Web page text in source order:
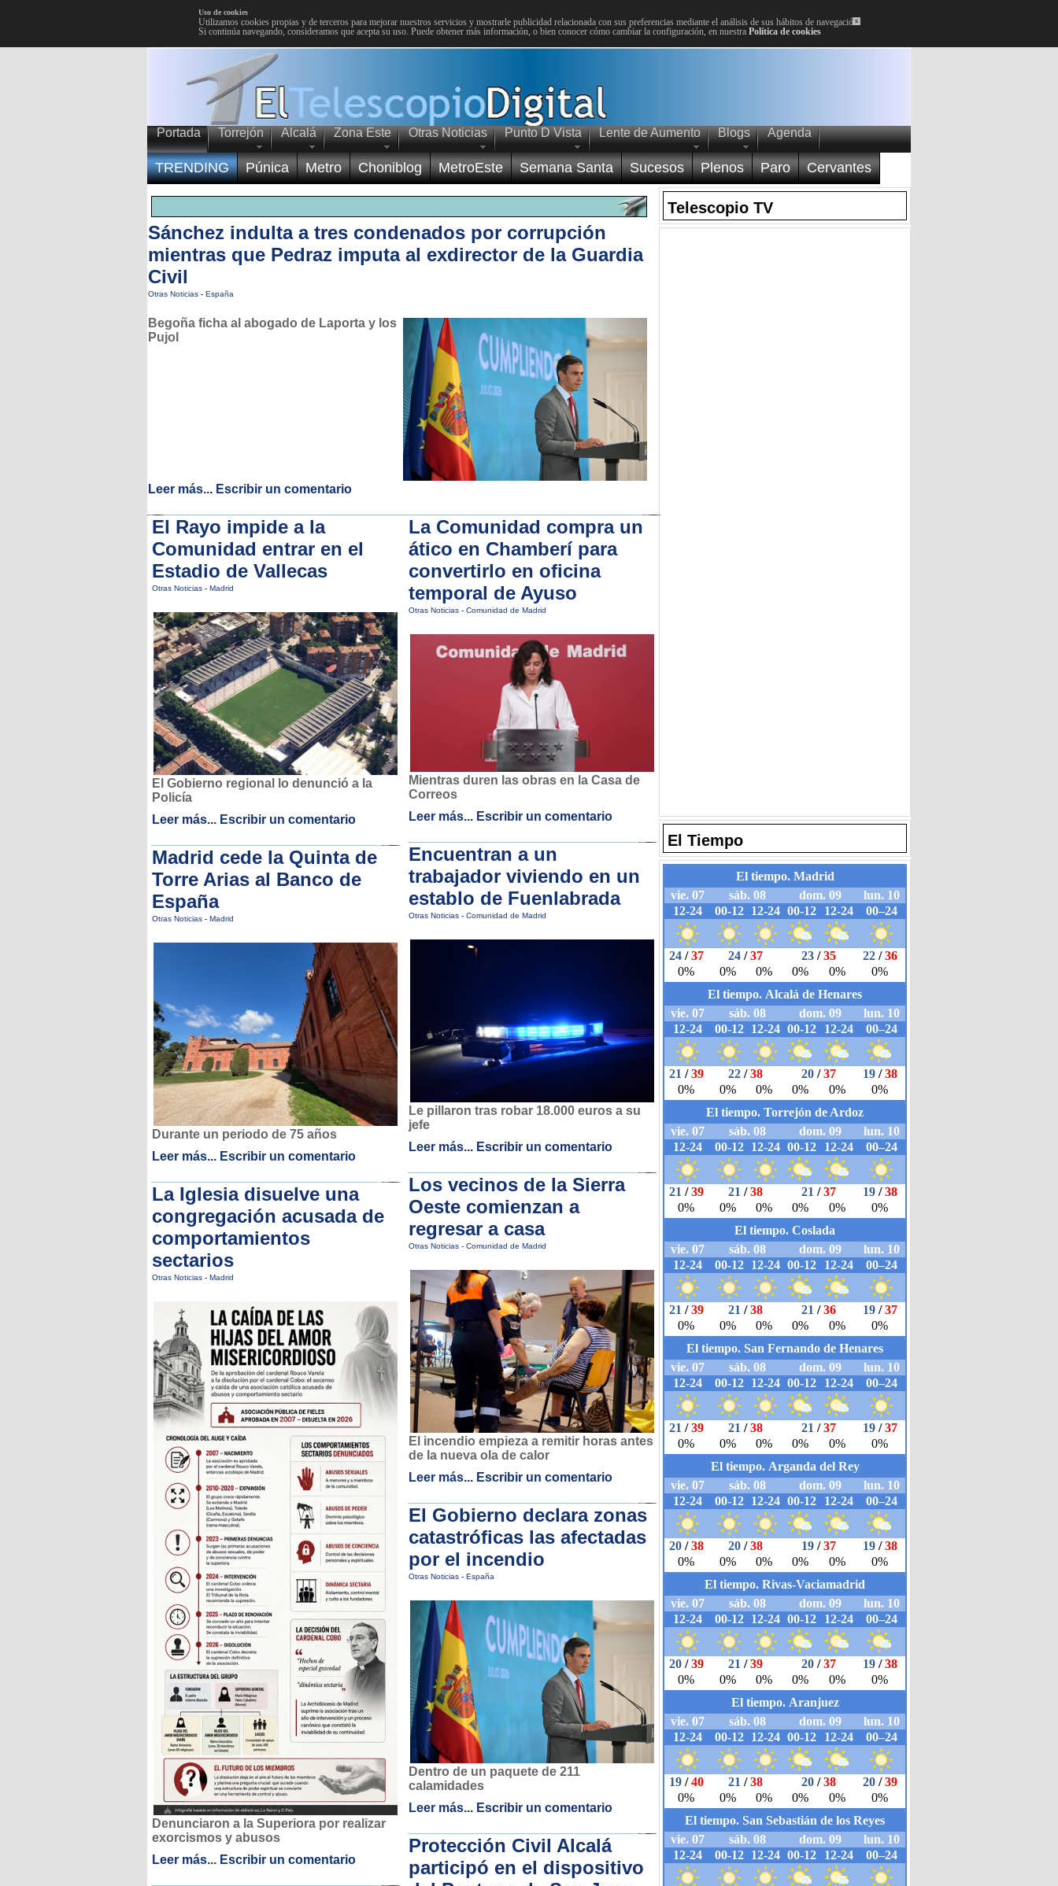
x
Uso de cookies
Utilizamos cookies propias y de terceros para mejorar nuestros servicios y mostrarle publicidad relacionada con sus preferencias mediante el análisis de sus hábitos de navegación.
Si continúa navegando, consideramos que acepta su uso. Puede obtener más información, o bien conocer cómo cambiar la configuración, en nuestra Política de cookies
Portada Torrejón Alcalá Zona Este Otras Noticias Punto D Vista Lente de Aumento Blogs Agenda
TRENDING Púnica Metro Choniblog MetroEste Semana Santa Sucesos Plenos Paro Cervantes
Sánchez indulta a tres condenados por corrupción
mientras que Pedraz imputa al exdirector de la Guardia
Civil
Otras Noticias - España
Begoña ficha al abogado de Laporta y los
Pujol
Leer más... Escribir un comentario
El Rayo impide a la
Comunidad entrar en el
Estadio de Vallecas
Otras Noticias - Madrid
El Gobierno regional lo denunció a la
Policía
Leer más... Escribir un comentario
Madrid cede la Quinta de
Torre Arias al Banco de
España
Otras Noticias - Madrid
Durante un periodo de 75 años
Leer más... Escribir un comentario
La Iglesia disuelve una
congregación acusada de
comportamientos
sectarios
Otras Noticias - Madrid
Denunciaron a la Superiora por realizar
exorcismos y abusos
Leer más... Escribir un comentario
La Comunidad compra un
ático en Chamberí para
convertirlo en oficina
temporal de Ayuso
Otras Noticias - Comunidad de Madrid
Mientras duren las obras en la Casa de
Correos
Leer más... Escribir un comentario
Encuentran a un
trabajador viviendo en un
establo de Fuenlabrada
Otras Noticias - Comunidad de Madrid
Le pillaron tras robar 18.000 euros a su
jefe
Leer más... Escribir un comentario
Los vecinos de la Sierra
Oeste comienzan a
regresar a casa
Otras Noticias - Comunidad de Madrid
El incendio empieza a remitir horas antes
de la nueva ola de calor
Leer más... Escribir un comentario
El Gobierno declara zonas
catastróficas las afectadas
por el incendio
Otras Noticias - España
Dentro de un paquete de 211
calamidades
Leer más... Escribir un comentario
Protección Civil Alcalá
participó en el dispositivo
Telescopio TV
El Tiempo